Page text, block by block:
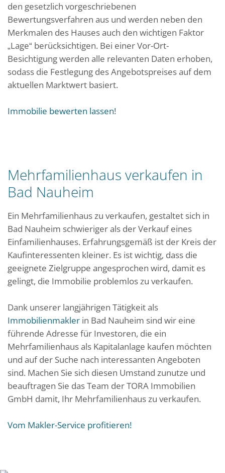
den gesetzlich vorgeschriebenen
Bewertungsverfahren aus und werden neben den
Merkmalen des Hauses auch den wichtigen Faktor
„Lage“ berücksichtigen. Bei einer Vor-Ort-
Besichtigung werden alle relevanten Daten erhoben,
sodass die Festlegung des Angebotspreises auf dem
aktuellen Marktwert basiert.
Immobilie bewerten lassen!
Mehrfamilienhaus verkaufen in
Bad Nauheim
Ein Mehrfamilienhaus zu verkaufen, gestaltet sich in
Bad Nauheim schwieriger als der Verkauf eines
Einfamilienhauses. Erfahrungsgemäß ist der Kreis der
Kaufinteressenten kleiner. Es ist wichtig, dass die
geeignete Zielgruppe angesprochen wird, damit es
gelingt, die Immobilie problemlos zu verkaufen.
Dank unserer langjährigen Tätigkeit als
Immobilienmakler in Bad Nauheim sind wir eine
führende Adresse für Investoren, die ein
Mehrfamilienhaus als Kapitalanlage kaufen möchten
und auf der Suche nach interessanten Angeboten
sind. Machen Sie sich diesen Umstand zunutze und
beauftragen Sie das Team der TORA Immobilien
GmbH damit, Ihr Mehrfamilienhaus zu verkaufen.
Vom Makler-Service profitieren!